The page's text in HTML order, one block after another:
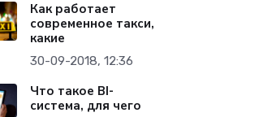
Как работает
современное такси,
какие
30-09-2018, 12:36
Что такое BI-
система, для чего